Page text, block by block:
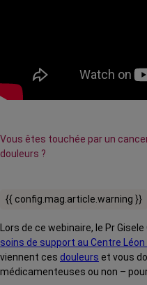
Vous êtes touchée par un
douleurs ?
{{ config.mag.article.warning }}
Lors de ce webinaire, le Pr
soins de support au Centre Léon
viennent ces douleurs et vous
médicamenteuses ou non –